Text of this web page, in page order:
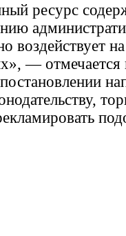
ресурс
воздействует
— отмечается